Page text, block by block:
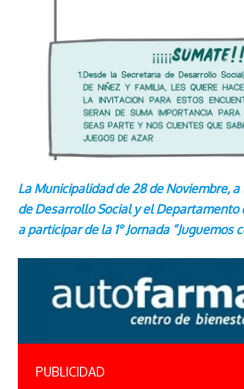
La Municipalidad de 28 de Noviembre,
de Desarrollo Social y el Departamento
a participar de la 1° Jornada “Juguemos
PUBLICIDAD